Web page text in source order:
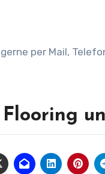
per Mail,